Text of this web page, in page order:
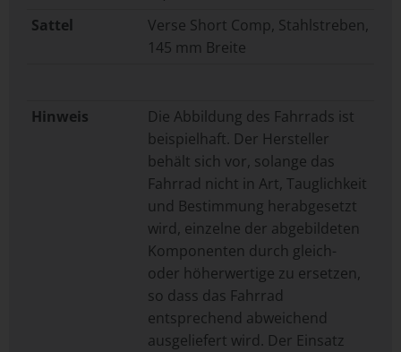
Sattel
Verse Short Comp, Stahlstreben,
145 mm Breite
Hinweis
Die Abbildung des Fahrrads ist
beispielhaft. Der Hersteller
behält sich vor, solange das
Fahrrad nicht in Art, Tauglichkeit
und Bestimmung herabgesetzt
wird, einzelne der abgebildeten
Komponenten durch gleich-
oder höherwertige zu ersetzen,
so dass das Fahrrad
entsprechend abweichend
ausgeliefert wird. Der Einsatz